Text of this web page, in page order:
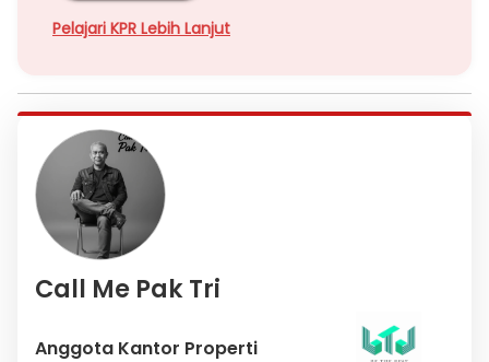
Pelajari KPR Lebih Lanjut
Call Me Pak Tri
Anggota Kantor Properti